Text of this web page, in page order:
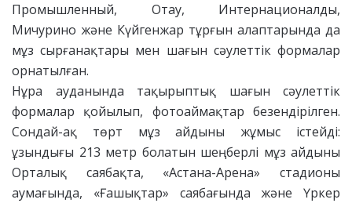
Промышленный, Отау, Интернационалды,
Мичурино және Күйгенжар тұрғын алаптарында да
мұз сырғанақтары мен шағын сәулеттік формалар
орнатылған.
Нұра ауданында тақырыптық шағын сәулеттік
формалар қойылып, фотоаймақтар безендірілген.
Сондай-ақ төрт мұз айдыны жұмыс істейді:
ұзындығы 213 метр болатын шеңберлі мұз айдыны
Орталық саябақта, «Астана-Арена» стадионы
аумағында, «Ғашықтар» саябағында және Үркер